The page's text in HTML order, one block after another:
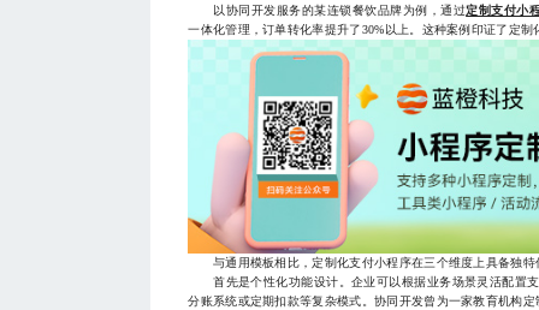
以协同开发服务的某连锁餐饮品牌为例，通过定制支付小
一体化管理，订单转化率提升了30%以上。这种案例印证了定
与通用模板相比，定制化支付小程序在三个维度上具备独特
首先是个性化功能设计。企业可以根据业务场景灵活配置
分账系统或定期扣款等复杂模式。协同开发曾为一家教育机构